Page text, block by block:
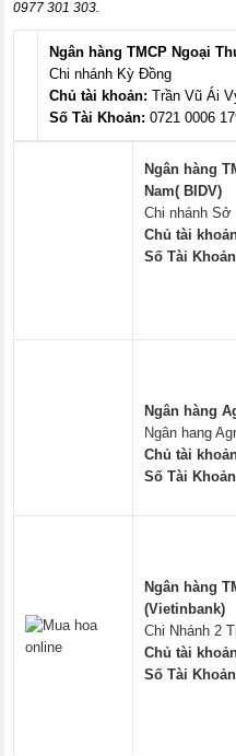
0977 301 303.
Ngân hàng TMCP Ngoại
Chi nhánh Kỳ Đồng
Chủ tài khoản: Trần Vũ Ái
Số Tài Khoản: 0721 0006
Ngân hàng
Nam( BIDV)
Chi nhánh Sở
Chủ tài
Số Tài
Ngân hàng
Ngân hang
Chủ tài
Số Tài
Ngân hàng
(Vietinbank)
Chi Nhánh 2
Chủ tài
Số Tài